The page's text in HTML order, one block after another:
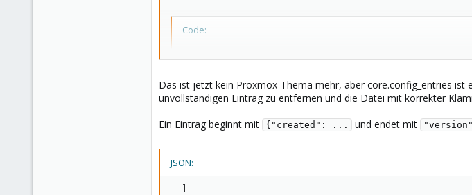
Code:
Der Speicher core.config_entries konnte nicht
Das ist jetzt kein Proxmox-Thema mehr, aber core.config_entries ist
unvollständigen Eintrag zu entfernen und die Datei mit korrekter
Ein Eintrag beginnt mit
{"created": ... und endet mit
JSON: